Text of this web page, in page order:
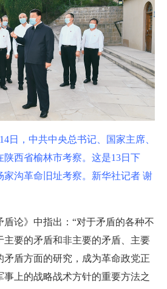
日，中共中央总书记、国家主席、
西省榆林市考察。这是13日下
家沟革命旧址考察。新华社记者 谢
盾论》中指出：“对于矛盾的各种不
主要的矛盾和非主要的矛盾、主要
矛盾方面的研究，成为革命政党正
上的战略战术方针的重要方法之